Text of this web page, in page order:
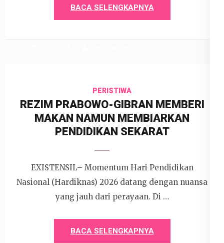
BACA SELENGKAPNYA
PERISTIWA
REZIM PRABOWO-GIBRAN MEMBERI
MAKAN NAMUN MEMBIARKAN
PENDIDIKAN SEKARAT
EXISTENSIL– Momentum Hari Pendidikan
Nasional (Hardiknas) 2026 datang dengan nuansa
yang jauh dari perayaan. Di …
BACA SELENGKAPNYA